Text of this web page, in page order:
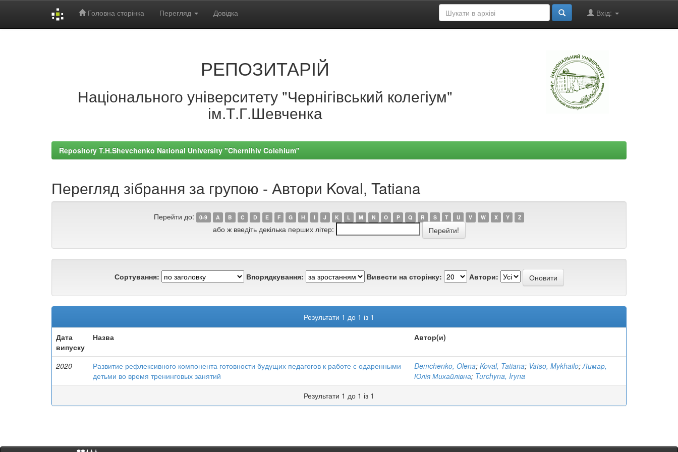
Головна сторінка Перегляд Довідка Вхід:
РЕПОЗИТАРІЙ
Національного університету "Чернігівський колегіум"
ім.Т.Г.Шевченка
Repository T.H.Shevchenko National University "Chernihiv Colehium"
Перегляд зібрання за групою - Автори Koval, Tatiana
Перейти до: 0-9 A B C D E F G H I J K L M N O P Q R S T U V W X Y Z
або ж введіть декілька перших літер:
Сортування: Впорядкування: Вивести на сторінку: Автори:
Результати 1 до 1 із 1
Дата
випуску
Назва Автор(и)
2020
Развитие рефлексивного компонента готовности будущих педагогов к работе с одаренными
детьми во время тренинговых занятий
Demchenko, Olena; Koval, Tatiana; Vatso, Mykhailo;Лимар,
Юлія Михайлівна; Turchyna, Iryna
Результати 1 до 1 із 1